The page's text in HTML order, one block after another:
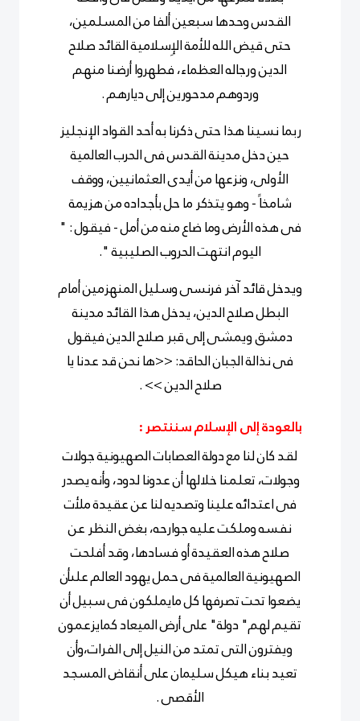
القدس وحدها سبعين ألفا من المسلمين،
حتى قيض الله للأمة الإِسلامية القائد صلاح
الدين ورجاله العظماء، فطهروا أرضنا منهم
وردوهم مدحورين إلى ديارهم .
ربما نسينا هذا حتى ذكرنا به أحد القواد الإنجليز
حين دخل مدينة القدس فى الحرب العالمية
الأولى، ونزعها من أيدى العثمانيين، ووقف
شامخاً - وهو يتذكر ما حل بأجداده من هزيمة
فى هذه الأرض وما ضاع منه من أمل - فيقول : "
اليوم انتهت الحروب الصليبية ".
ويدخل قائد آخر فرنسى وسليل المنهزمين أمام
البطل صلاح الدين، يدخل هذا القائد مدينة
دمشق ويمشى إلى قبر صلاح الدين فيقول
فى نذالة الجبان الحاقد: <<ها نحن قد عدنا يا
صلاح الدين >> .
بالعودة إلى الإسلام سننتصر :
لقد كان لنا مع دولة العصابات الصهيونية جولات
وجولات، تعلمنا خلالها أن عدونا لدود، وأنه يصدر
فى اعتدائه علينا وتصديه لنا عن عقيدة ملأت
نفسه وملكت عليه جوارحه، بغض النظر عن
صلاح هذه العقيدة أو فسادها، وقد أفلحت
الصهيونية العالمية فى حمل يهود العالم علىأن
يضعوا تحت تصرفها كل مايملكون فى سبيل أن
تقيم لهم" دولة" على أرض الميعاد كمايزعمون
ويفترون التى تمتد من النيل إلى الفرات،وأن
تعيد بناء هيكل سليمان على أنقاض المسجد
الأقصى .